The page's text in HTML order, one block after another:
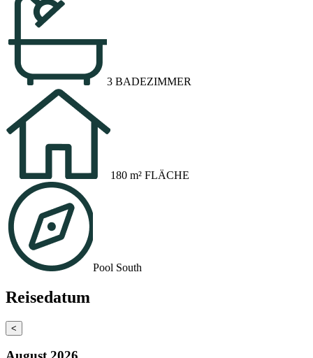
3 BADEZIMMER
180 m² FLÄCHE
Pool South
Reisedatum
<